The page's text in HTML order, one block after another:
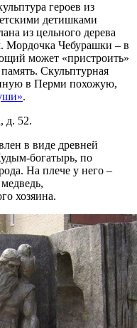
героев из
детишками
из цельного дерева
Мордочка Чебурашки – в
может «пристроить»
Скульптурная
в Перми похожую,
.
д. 52.
в виде древней
богатырь, по
На плече у него –
хозяина.